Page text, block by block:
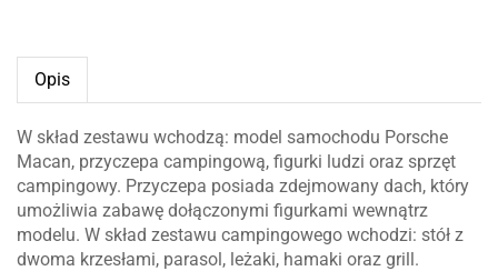
Opis
W skład zestawu wchodzą: model samochodu Porsche
Macan, przyczepa campingową, figurki ludzi oraz sprzęt
campingowy. Przyczepa posiada zdejmowany dach, który
umożliwia zabawę dołączonymi figurkami wewnątrz
modelu. W skład zestawu campingowego wchodzi: stół z
dwoma krzesłami, parasol, leżaki, hamaki oraz grill.